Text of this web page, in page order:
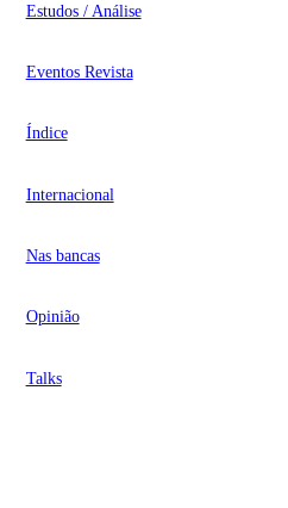
Estudos / Análise
Eventos Revista
Índice
Internacional
Nas bancas
Opinião
Talks